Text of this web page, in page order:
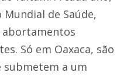
de Saúde,
abortamentos
Só em Oaxaca, são
submetem a um